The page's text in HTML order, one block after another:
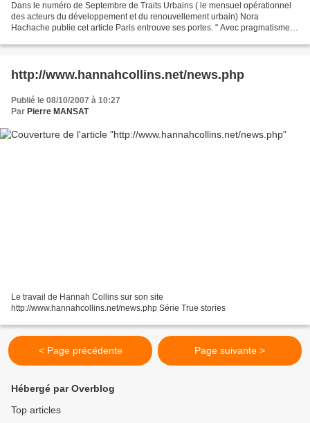
Dans le numéro de Septembre de Traits Urbains ( le mensuel opérationnel
des acteurs du développement et du renouvellement urbain) Nora
Hachache publie cet article Paris entrouve ses portes. " Avec pragmatisme,
http://www.hannahcollins.net/news.php
Publié le 08/10/2007 à 10:27
Par Pierre MANSAT
Le travail de Hannah Collins sur son site
http://www.hannahcollins.net/news.php Série True stories
< Page précédente Page suivante >
Hébergé par Overblog
Top articles